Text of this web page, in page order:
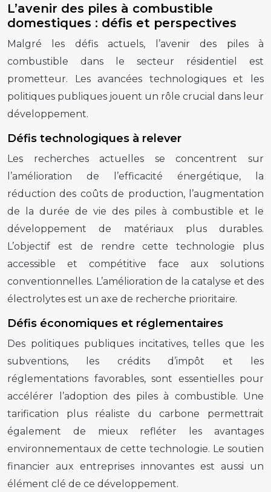
L’avenir des piles à combustible
domestiques : défis et perspectives
Malgré les défis actuels, l’avenir des piles à
combustible dans le secteur résidentiel est
prometteur. Les avancées technologiques et les
politiques publiques jouent un rôle crucial dans leur
développement.
Défis technologiques à relever
Les recherches actuelles se concentrent sur
l’amélioration de l’efficacité énergétique, la
réduction des coûts de production, l’augmentation
de la durée de vie des piles à combustible et le
développement de matériaux plus durables.
L’objectif est de rendre cette technologie plus
accessible et compétitive face aux solutions
conventionnelles. L’amélioration de la catalyse et des
électrolytes est un axe de recherche prioritaire.
Défis économiques et réglementaires
Des politiques publiques incitatives, telles que les
subventions, les crédits d’impôt et les
réglementations favorables, sont essentielles pour
accélérer l’adoption des piles à combustible. Une
tarification plus réaliste du carbone permettrait
également de mieux refléter les avantages
environnementaux de cette technologie. Le soutien
financier aux entreprises innovantes est aussi un
élément clé de ce développement.